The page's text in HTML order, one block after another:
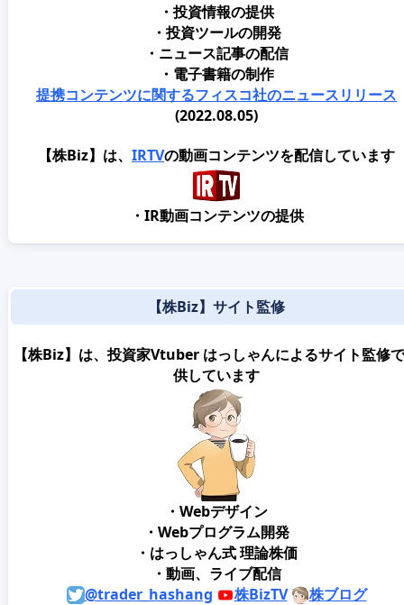
・投資情報の提供
・投資ツールの開発
・ニュース記事の配信
・電子書籍の制作
提携コンテンツに関するフィスコ社のニュースリリース
(2022.08.05)
【株Biz】は、 IRTVの動画コンテンツを配信しています
・IR動画コンテンツの提供
【株Biz】サイト監修
【株Biz】は、投資家Vtuber はっしゃんによるサイト監修
供しています
・Webデザイン
・Webプログラム開発
・はっしゃん式 理論株価
・動画、ライブ配信
@trader_hashang
株BizTV 株ブログ